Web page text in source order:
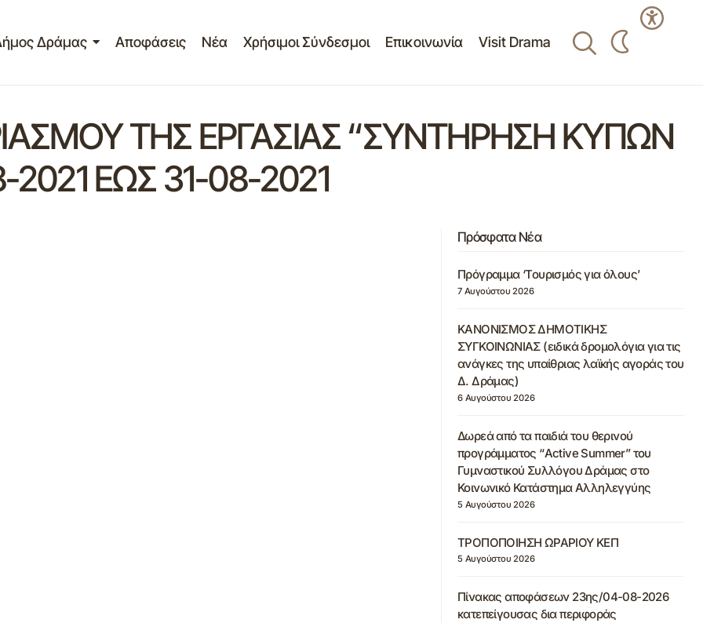
Δράμας Αποφάσεις Νέα Χρήσιμοι Σύνδεσμοι Επικοινωνία Visit Drama
ΤΗΣ ΕΡΓΑΣΙΑΣ “ΣΥΝΤΗΡΗΣΗ ΚΥΠΩΝ
ΕΩΣ 31-08-2021
Πρόσφατα Νέα
Πρόγραμμα ‘Τουρισμός για όλους’
7 Αυγούστου 2026
ΚΑΝΟΝΙΣΜΟΣ ΔΗΜΟΤΙΚΗΣ
ΣΥΓΚΟΙΝΩΝΙΑΣ (ειδικά δρομολόγια για τις
ανάγκες της υπαίθριας λαϊκής αγοράς του
Δ. Δράμας)
6 Αυγούστου 2026
Δωρεά από τα παιδιά του θερινού
προγράμματος “Active Summer” του
Γυμναστικού Συλλόγου Δράμας στο
Κοινωνικό Κατάστημα Αλληλεγγύης
5 Αυγούστου 2026
ΤΡΟΠΟΠΟΙΗΣΗ ΩΡΑΡΙΟΥ ΚΕΠ
5 Αυγούστου 2026
Πίνακας αποφάσεων 23ης/04-08-2026
κατεπείγουσας δια περιφοράς